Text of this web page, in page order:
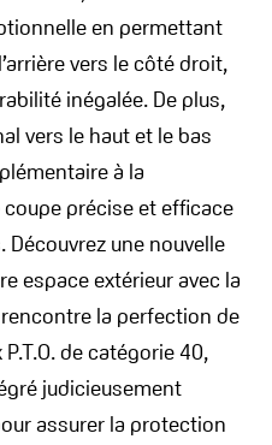
en permettant
vers le côté droit,
inégalée. De plus,
vers le haut et le bas
à la
précise et efficace
une nouvelle
espace extérieur avec la
la perfection de
de catégorie 40,
judicieusement
assurer la protection